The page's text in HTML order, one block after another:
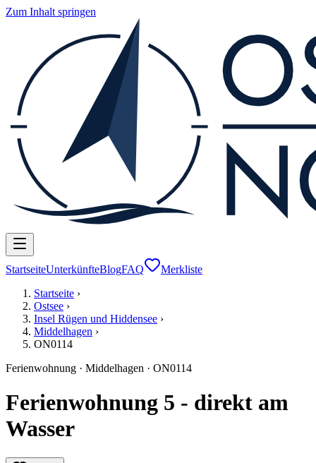
Zum Inhalt springen
StartseiteUnterkünfteBlogFAQ
Merkliste
Startseite ›
Ostsee ›
Insel Rügen und Hiddensee ›
Middelhagen ›
ON0114
Ferienwohnung · Middelhagen · ON0114
Ferienwohnung 5 - direkt am
Wasser